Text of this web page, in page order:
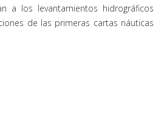
a los levantamientos hidrográficos
de las primeras cartas náuticas